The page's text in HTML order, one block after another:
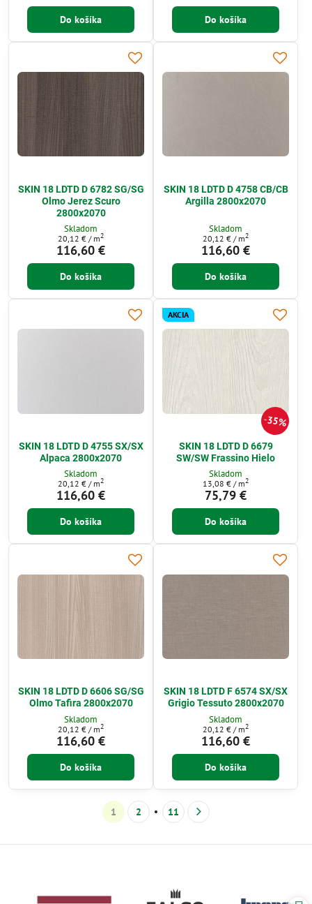
Do košíka Do košíka
SKIN 18 LDTD D 6782 SG/SG
Olmo Jerez Scuro
2800x2070
Skladom
116,60 €
20,12 € / m2
Do košíka
SKIN 18 LDTD D 4758 CB/CB
Argilla 2800x2070
Skladom
116,60 €
20,12 € / m2
Do košíka
SKIN 18 LDTD D 4755 SX/SX
Alpaca 2800x2070
Skladom
116,60 €
20,12 € / m2
Do košíka
35%
AKCIA
SKIN 18 LDTD D 6679
SW/SW Frassino Hielo
Skladom
75,79 €
13,08 € / m2
Do košíka
SKIN 18 LDTD D 6606 SG/SG
Olmo Tafira 2800x2070
Skladom
116,60 €
20,12 € / m2
Do košíka
SKIN 18 LDTD F 6574 SX/SX
Grigio Tessuto 2800x2070
Skladom
116,60 €
20,12 € / m2
Do košíka
1 2 11